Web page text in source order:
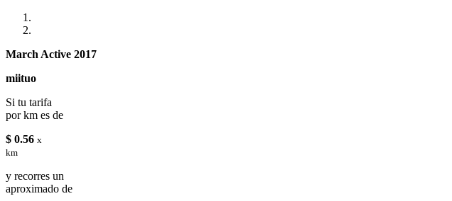
March Active 2017
miituo
Si tu tarifa
por km es de
$ 0.56 x
km
y recorres un
aproximado de